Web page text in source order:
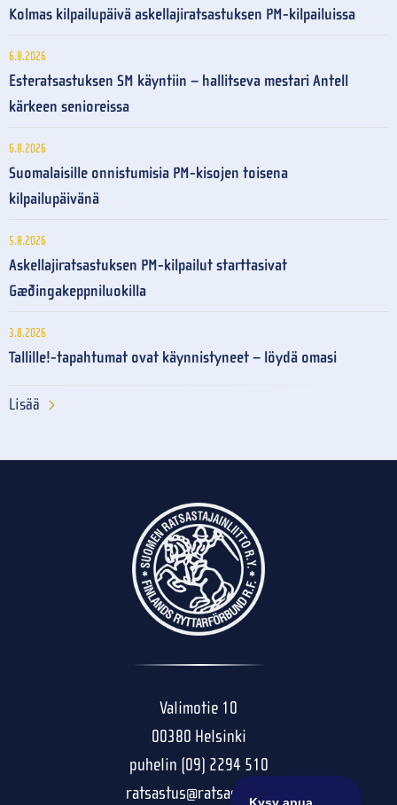
Kolmas kilpailupäivä askellajiratsastuksen PM-kilpailuissa
6.8.2026
Esteratsastuksen SM käyntiin – hallitseva mestari Antell
kärkeen senioreissa
6.8.2026
Suomalaisille onnistumisia PM-kisojen toisena
kilpailupäivänä
5.8.2026
Askellajiratsastuksen PM-kilpailut starttasivat
Gæðingakeppniluokilla
3.8.2026
Tallille!-tapahtumat ovat käynnistyneet – löydä omasi
Lisää
Valimotie 10
00380 Helsinki
puhelin (09) 2294 510
ratsastus@ratsastus.fi